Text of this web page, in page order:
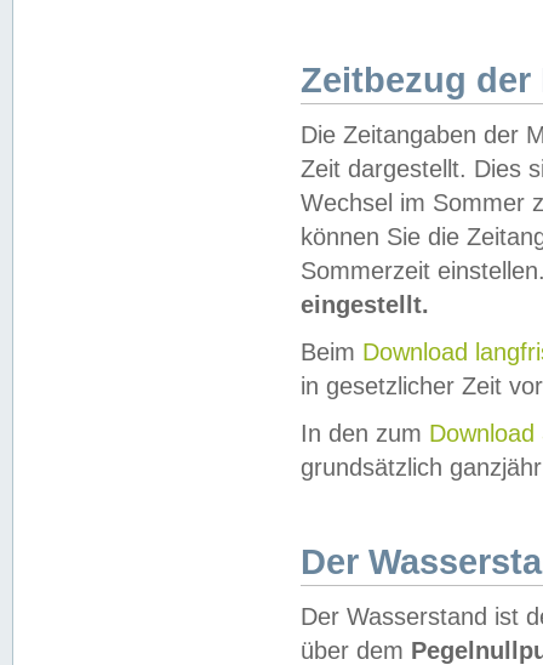
Zeitbezug der
Die Zeitangaben der
Zeit dargestellt. Dies
Wechsel im Sommer
können Sie die
Sommerzeit
eingestellt.
Beim Download
in gesetzlicher Zeit
In den zum Download
grundsätzlich
Der
Der Wasserstand ist
über dem